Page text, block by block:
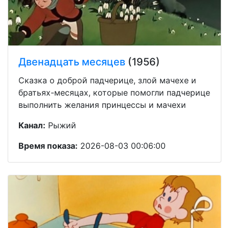
Двенадцать месяцев (1956)
Сказка о доброй падчерице, злой мачехе и
братьях-месяцах, которые помогли падчерице
выполнить желания принцессы и мачехи
Канал: Рыжий
Время показа: 2026-08-03 00:06:00